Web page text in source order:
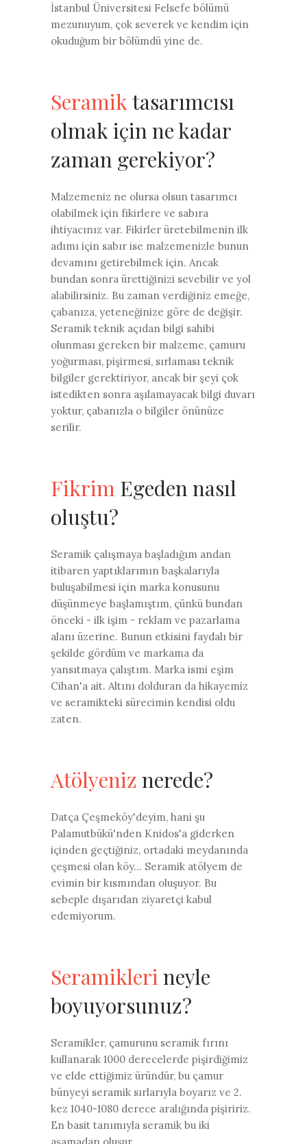
İstanbul Üniversitesi Felsefe bölümü
mezunuyum, çok severek ve kendim için
okuduğum bir bölümdü yine de.
Seramiktasarımcısı
olmak için ne kadar
zaman gerekiyor?
Malzemeniz ne olursa olsun tasarımcı
olabilmek için fikirlere ve sabıra
ihtiyacınız var. Fikirler üretebilmenin ilk
adımı için sabır ise malzemenizle bunun
devamını getirebilmek için. Ancak
bundan sonra ürettiğinizi sevebilir ve yol
alabilirsiniz. Bu zaman verdiğiniz emeğe,
çabanıza, yeteneğinize göre de değişir.
Seramik teknik açıdan bilgi sahibi
olunması gereken bir malzeme, çamuru
yoğurması, pişirmesi, sırlaması teknik
bilgiler gerektiriyor, ancak bir şeyi çok
istedikten sonra aşılamayacak bilgi duvarı
yoktur, çabanızla o bilgiler önünüze
serilir.
Fikrim Egeden nasıl
oluştu?
Seramik çalışmaya başladığım andan
itibaren yaptıklarımın başkalarıyla
buluşabilmesi için marka konusunu
düşünmeye başlamıştım, çünkü bundan
önceki - ilk işim - reklam ve pazarlama
alanı üzerine. Bunun etkisini faydalı bir
şekilde gördüm ve markama da
yansıtmaya çalıştım. Marka ismi eşim
Cihan'a ait. Altını dolduran da hikayemiz
ve seramikteki sürecimin kendisi oldu
zaten.
Atölyeniz nerede?
Datça Çeşmeköy'deyim, hani şu
Palamutbükü'nden Knidos'a giderken
içinden geçtiğiniz, ortadaki meydanında
çeşmesi olan köy... Seramik atölyem de
evimin bir kısmından oluşuyor. Bu
sebeple dışarıdan ziyaretçi kabul
edemiyorum.
Seramikleri neyle
boyuyorsunuz?
Seramikler, çamurunu seramik fırını
kullanarak 1000 derecelerde pişirdiğimiz
ve elde ettiğimiz üründür, bu çamur
bünyeyi seramik sırlarıyla boyarız ve 2.
kez 1040-1080 derece aralığında pişiririz.
En basit tanımıyla seramik bu iki